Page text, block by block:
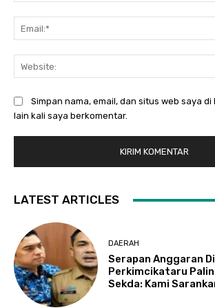
Simpan nama, email, dan situs web saya
lain kali saya berkomentar.
LATEST ARTICLES
DAERAH
Serapan Anggaran
Perkimcikataru
Sekda: Kami